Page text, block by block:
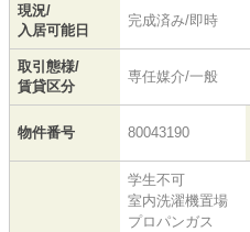
現況/
入居可能日
完成済み/即時
取引態様/
賃貸区分
専任媒介/一般
物件番号 80043190
学生不可
室内洗濯機置場
プロパンガス